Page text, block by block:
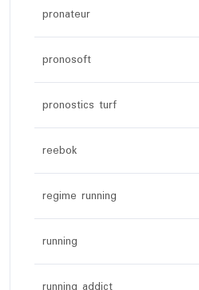
pronateur
pronosoft
pronostics turf
reebok
regime running
running